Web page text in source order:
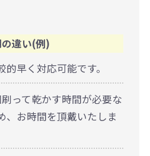
違い(例)
的早く対応可能です。
って乾かす時間が必要な
、お時間を頂戴いたしま